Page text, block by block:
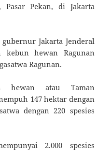
Pekan, di Jakarta
Jakarta Jenderal
kebun hewan Ragunan
Ragunan.
hewan atau Taman
147 hektar dengan
dengan 220 spesies
2.000 spesies